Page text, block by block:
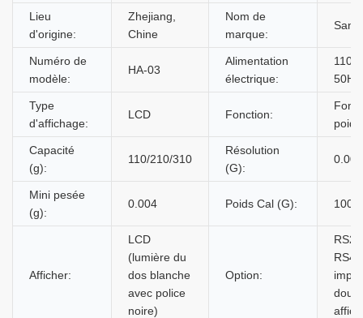
Lieu
d'origine:
Zhejiang,
Chine
Nom de
marque:
Numéro de
modèle:
HA-03
Alimentation
électrique:
Type
d'affichage:
LCD Fonction:
poids
Capacité
(g):
110/210/310
Résolution
(G):
0.001
Mini pesée
(g):
0.004 Poids Cal (G): 100/
Afficher:
LCD
(lumière du
dos blanche
avec police
noire)
Option: